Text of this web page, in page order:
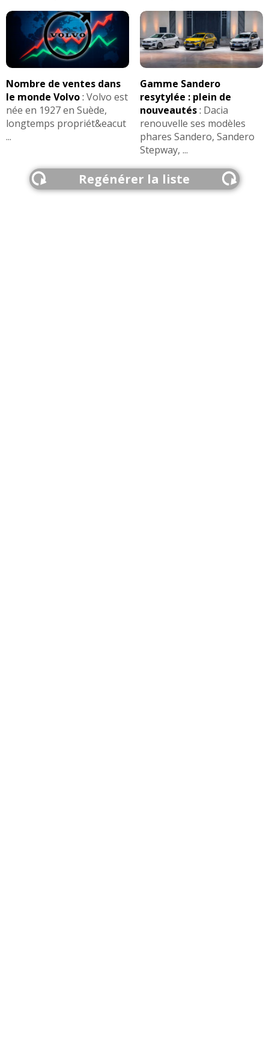
Nombre de ventes dans
le monde Volvo: Volvo est
née en 1927 en Suède,
longtemps propriét&eacut
...
Gamme Sandero
resytylée : plein de
nouveautés: Dacia
renouvelle ses modèles
phares Sandero, Sandero
Stepway, ...
Regénérer la liste